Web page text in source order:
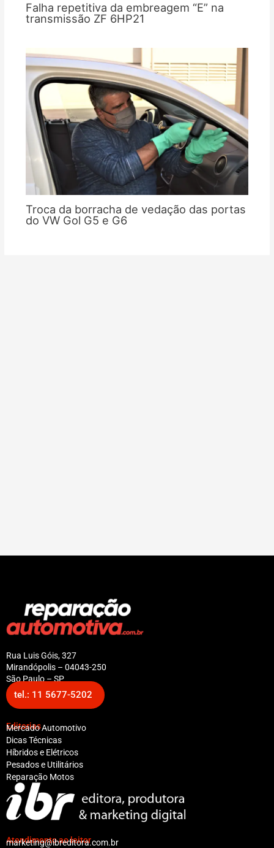
Falha repetitiva da embreagem “E” na
transmissão ZF 6HP21
Troca da borracha de vedação das portas
do VW Gol G5 e G6
Rua Luis Góis, 327
Mirandópolis – 04043-250
São Paulo – SP
tel.: 11 5677-5202
Editorias
Mercado Automotivo
Dicas Técnicas
Híbridos e Elétricos
Pesados e Utilitários
Reparação Motos
Atendimento ao leitor
marketing@ibreditora.com.br